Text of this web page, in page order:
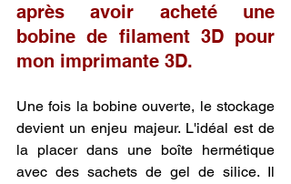
après avoir acheté une
bobine de filament 3D pour
mon imprimante 3D.
Une fois la bobine ouverte, le stockage
devient un enjeu majeur. L'idéal est de
la placer dans une boîte hermétique
avec des sachets de gel de silice. Il